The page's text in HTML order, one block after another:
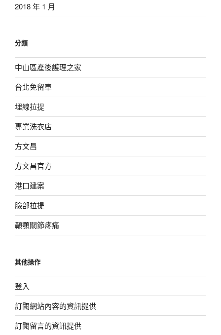
2018 年 1 月
分類
中山區產後護理之家
台北免留車
埋線拉提
專業洗衣店
方文昌
方文昌官方
港口建案
臉部拉提
顳顎關節疼痛
其他操作
登入
訂閱網站內容的資訊提供
訂閱留言的資訊提供